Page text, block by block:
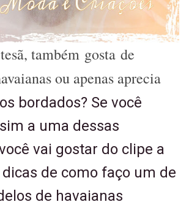
também gosta de
ou apenas aprecia
bordados? Se você
a uma dessas
vai gostar do clipe a
de como faço um de
de havaianas